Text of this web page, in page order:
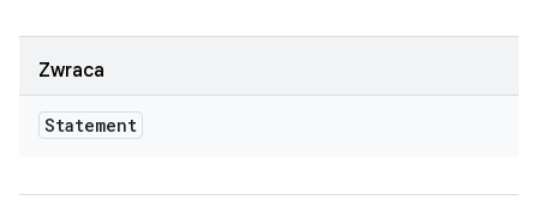
Zwraca
Statement